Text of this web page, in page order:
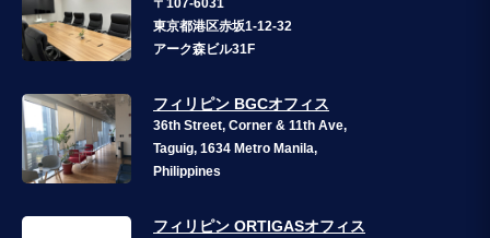
東京都港区赤坂1-12-32
アーク森ビル31F
フィリピン BGCオフィス
36th Street, Corner & 11th Ave,
Taguig, 1634 Metro Manila,
Philippines
フィリピン ORTIGASオフィス